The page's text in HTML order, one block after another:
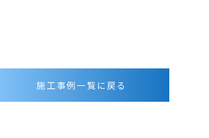
施工事例一覧に戻る